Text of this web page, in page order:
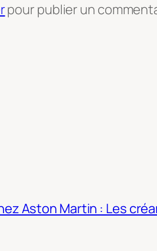
pour publier un
Aston Martin : Les